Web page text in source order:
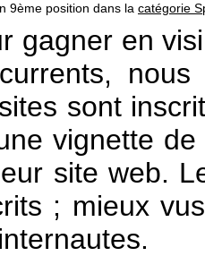
9ème position dans la catégorie
gagner en
sont
vignette
site web.
; mieux